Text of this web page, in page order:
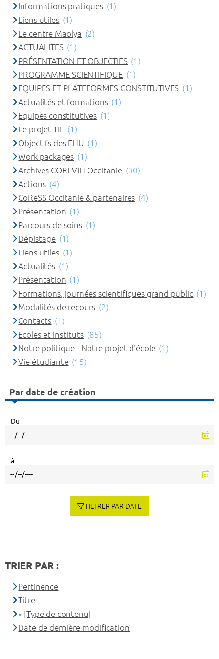
Informations pratiques (1)
Liens utiles (1)
Le centre Maolya (2)
ACTUALITES (1)
PRÉSENTATION ET OBJECTIFS (1)
PROGRAMME SCIENTIFIQUE (1)
EQUIPES ET PLATEFORMES CONSTITUTIVES (1)
Actualités et formations (1)
Equipes constitutives (1)
Le projet TIE (1)
Objectifs des FHU (1)
Work packages (1)
Archives COREVIH Occitanie (30)
Actions (4)
CoReSS Occitanie & partenaires (4)
Présentation (1)
Parcours de soins (1)
Dépistage (1)
Liens utiles (1)
Actualités (1)
Présentation (1)
Formations, journées scientifiques grand public (1)
Modalités de recours (2)
Contacts (1)
Ecoles et instituts (85)
Notre politique - Notre projet d'école (1)
Vie étudiante (15)
Par date de création
Du
à
FILTRER PAR DATE
TRIER PAR :
Pertinence
Titre
[Type de contenu]
Date de dernière modification